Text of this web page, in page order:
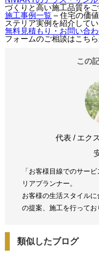
づくりと高い施工品質をご
施工事例一覧 – 住宅の価
ステリア実例を紹介してい
無料見積もり・お問い合
フォームのご相談はこちら
この
代表 / エク
「お客様目線でのサー
リアプランナー。
お客様の生活スタイル
の提案、 施工を行ってお
類似したブログ